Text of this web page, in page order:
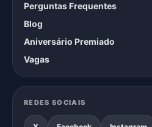
Perguntas Frequentes
Blog
Aniversário Premiado
Vagas
REDES SOCIAIS